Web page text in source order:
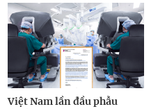
Việt Nam lần đầu phẫu